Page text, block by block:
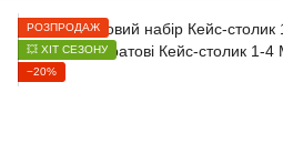
РОЗПРОДАЖ
💥 ХІТ СЕЗОНУ
−20%